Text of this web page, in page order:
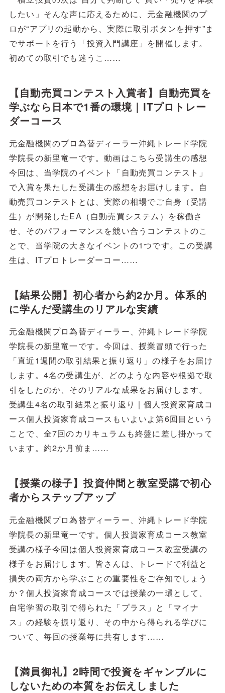
したい」そんな声に応えるために、元金融機関のプ
ロが“アプリの起動から、実際に取引ボタンを押す”ま
でサポートを行う「投資入門講座」を開催します。
初めての取引でも迷うこ……
【自動売買コンテスト入賞者】自動売買を
学ぶなら日本で1番の環境｜ITプロトレー
ダーコース
元金融機関のプロ為替ディーラー沖縄トレード学院
学院長の新里竜一です。動画はこちら受講生の感想
今回は、当学院のイベント「自動売買コンテスト」
で入賞を果たした受講生の感想をお届けします。自
動売買コンテストとは、実際の相場でご自身（受講
生）が開発したEA（自動売買システム）を稼働さ
せ、そのパフォーマンスを競い合うコンテストのこ
とで、当学院の大きなイベントの1つです。この受講
生は、ITプロトレーダーコー……
【結果公開】初心者から約2か月。体系的
に学んだ受講生のリアルな実績
元金融機関プロ為替ディーラー、沖縄トレード学院
学院長の新里竜一です。今回は、授業冒頭で行った
「直近1週間の取引結果と振り返り」の様子をお届け
します。4名の受講生が、どのような内容や根拠で取
引をしたのか、そのリアルな成果をお届けします。
受講生4名の取引結果と振り返り｜個人投資家育成コ
ース個人投資家育成コースもいよいよ第6回目という
ことで、全7回のカリキュラムも終盤に差し掛かって
います。約2か月前ま……
【授業の様子】投資仲間と教室受講で初心
者からステップアップ
元金融機関プロ為替ディーラー、沖縄トレード学院
学院長の新里竜一です。個人投資家育成コース教室
受講の様子今回は個人投資家育成コース教室受講の
様子をお届けします。皆さんは、トレードで利益と
損失の両方から学ぶことの重要性をご存知でしょう
か？個人投資家育成コースでは授業の一環として、
自宅学習の取引で得られた「プラス」と「マイナ
ス」の経験を振り返り、その中から得られる学びに
ついて、毎回の授業毎に共有します……
【満員御礼】2時間で投資をギャンブルに
しないための本質をお伝えしました